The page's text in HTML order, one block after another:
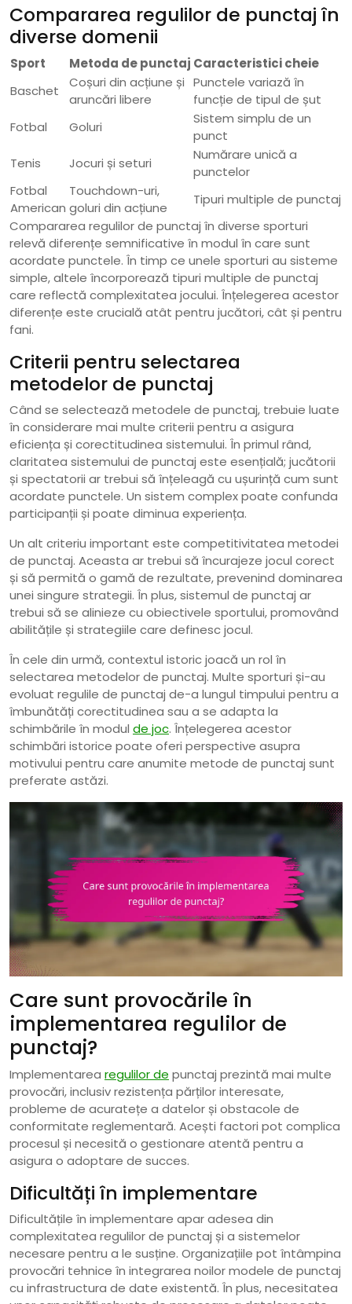
Compararea regulilor de punctaj în
diverse domenii
Sport Metoda de punctaj Caracteristici cheie
Baschet
Coșuri din acțiune și
aruncări libere
Punctele variază în
funcție de tipul de șut
Fotbal
Goluri
Sistem simplu de un
punct
Tenis
Jocuri și seturi
Numărare unică a
punctelor
Fotbal
American
Touchdown-uri,
goluri din acțiune
Tipuri multiple de punctaj
Compararea regulilor de punctaj în diverse sporturi
relevă diferențe semnificative în modul în care sunt
acordate punctele. În timp ce unele sporturi au sisteme
simple, altele încorporează tipuri multiple de punctaj
care reflectă complexitatea jocului. Înțelegerea acestor
diferențe este crucială atât pentru jucători, cât și pentru
fani.
Criterii pentru selectarea
metodelor de punctaj
Când se selectează metodele de punctaj, trebuie luate
în considerare mai multe criterii pentru a asigura
eficiența și corectitudinea sistemului. În primul rând,
claritatea sistemului de punctaj este esențială; jucătorii
și spectatorii ar trebui să înțeleagă cu ușurință cum sunt
acordate punctele. Un sistem complex poate confunda
participanții și poate diminua experiența.
Un alt criteriu important este competitivitatea metodei
de punctaj. Aceasta ar trebui să încurajeze jocul corect
și să permită o gamă de rezultate, prevenind dominarea
unei singure strategii. În plus, sistemul de punctaj ar
trebui să se alinieze cu obiectivele sportului, promovând
abilitățile și strategiile care definesc jocul.
În cele din urmă, contextul istoric joacă un rol în
selectarea metodelor de punctaj. Multe sporturi și-au
evoluat regulile de punctaj de-a lungul timpului pentru a
îmbunătăți corectitudinea sau a se adapta la
schimbările în modul de joc. Înțelegerea acestor
schimbări istorice poate oferi perspective asupra
motivului pentru care anumite metode de punctaj sunt
preferate astăzi.
Care sunt provocările în
implementarea regulilor de
punctaj?
Implementarea regulilor de punctaj prezintă mai multe
provocări, inclusiv rezistența părților interesate,
probleme de acuratețe a datelor și obstacole de
conformitate reglementară. Acești factori pot complica
procesul și necesită o gestionare atentă pentru a
asigura o adoptare de succes.
Dificultăți în implementare
Dificultățile în implementare apar adesea din
complexitatea regulilor de punctaj și a sistemelor
necesare pentru a le susține. Organizațiile pot întâmpina
provocări tehnice în integrarea noilor modele de punctaj
cu infrastructura de date existentă. În plus, necesitatea